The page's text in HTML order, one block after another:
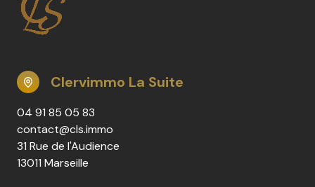
Clervimmo La Suite
04 91 85 05 83
contact@cls.immo
31 Rue de l'Audience
13011 Marseille